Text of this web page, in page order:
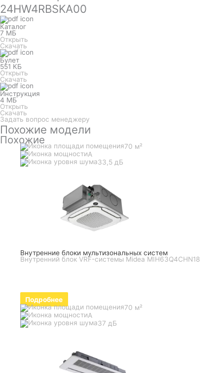
24HW4RBSKA00
Каталог
7 МБ
Открыть
Скачать
Булет
551 КБ
Открыть
Скачать
Инструкция
4 МБ
Открыть
Скачать
Задать вопрос менеджеру
Похожие модели
Похожие
70 м²
A
33,5 дБ
Внутренние блоки мультизональных систем
Внутренний блок VRF-системы Midea MIH63Q4CHN18
Подробнее
70 м²
A
37 дБ